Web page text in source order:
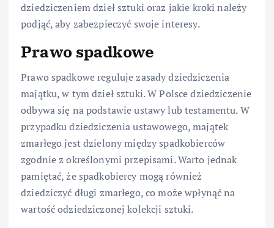
dziedziczeniem dzieł sztuki oraz jakie kroki należy
podjąć, aby zabezpieczyć swoje interesy.
Prawo spadkowe
Prawo spadkowe reguluje zasady dziedziczenia
majątku, w tym dzieł sztuki. W Polsce dziedziczenie
odbywa się na podstawie ustawy lub testamentu. W
przypadku dziedziczenia ustawowego, majątek
zmarłego jest dzielony między spadkobierców
zgodnie z określonymi przepisami. Warto jednak
pamiętać, że spadkobiercy mogą również
dziedziczyć długi zmarłego, co może wpłynąć na
wartość odziedziczonej kolekcji sztuki.